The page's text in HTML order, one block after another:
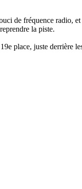
de fréquence radio,
la piste.
place, juste derrière